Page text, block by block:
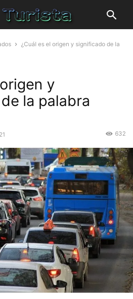
¿Cuál es el origen y significado de la
y
la palabra
632